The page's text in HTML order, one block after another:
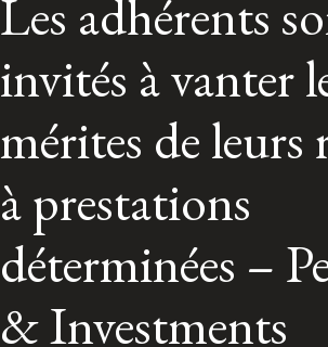
Réseau des anciens d’Osler
Contactez-nous
ENGLISH
Les adhérents
invités à vanter
mérites de leurs
à prestations
déterminées –
& Investments